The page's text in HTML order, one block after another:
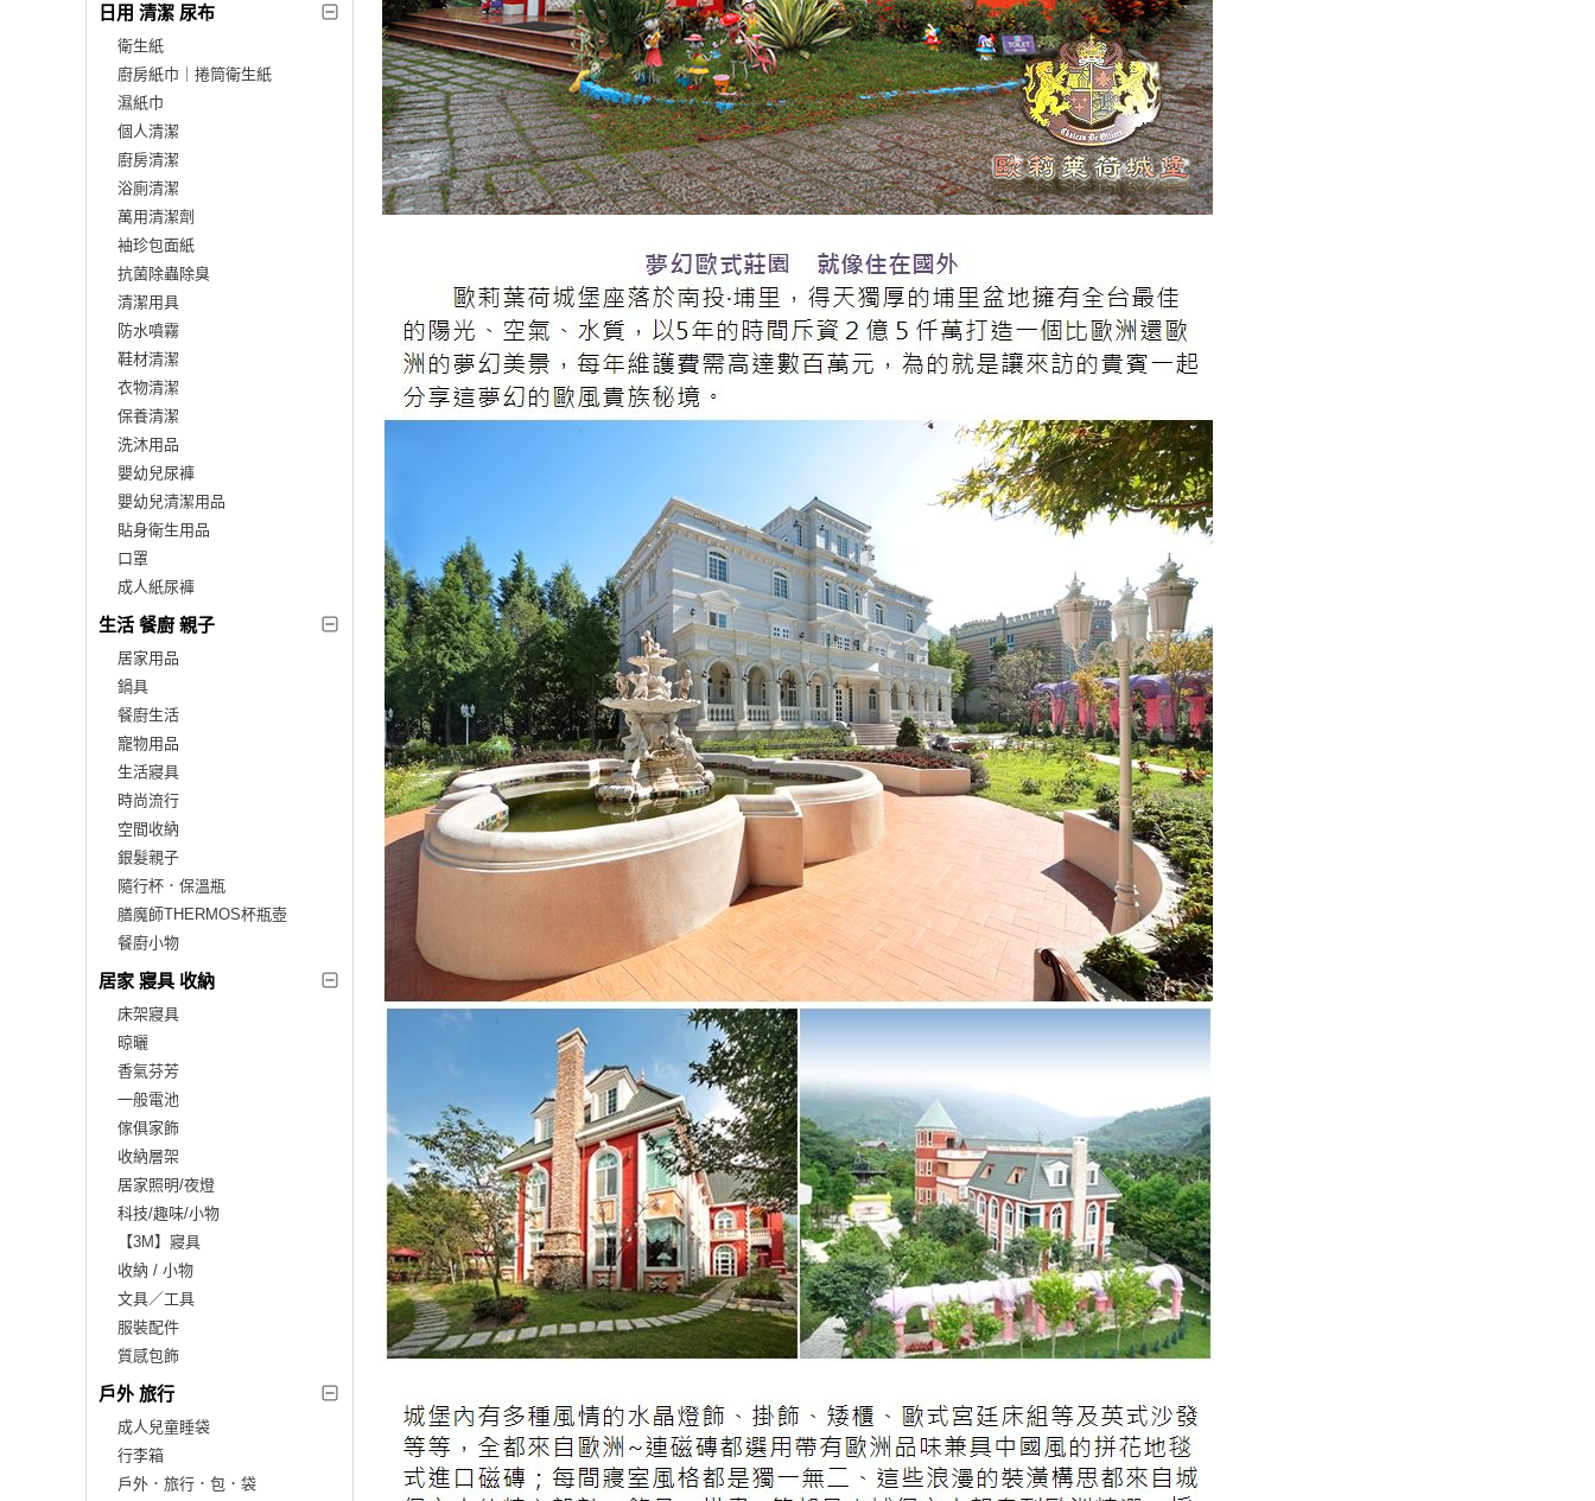
日用 清潔 尿布
衛生紙
廚房紙巾｜捲筒衛生紙
濕紙巾
個人清潔
廚房清潔
浴廁清潔
萬用清潔劑
袖珍包面紙
抗菌除蟲除臭
清潔用具
防水噴霧
鞋材清潔
衣物清潔
保養清潔
洗沐用品
嬰幼兒尿褲
嬰幼兒清潔用品
貼身衛生用品
口罩
成人紙尿褲
生活 餐廚 親子
居家用品
鍋具
餐廚生活
寵物用品
生活寢具
時尚流行
空間收納
銀髮親子
隨行杯．保溫瓶
膳魔師THERMOS杯瓶壺
餐廚小物
居家 寢具 收納
床架寢具
晾曬
香氣芬芳
一般電池
傢俱家飾
收納層架
居家照明/夜燈
科技/趣味/小物
【3M】寢具
收納 / 小物
文具／工具
服裝配件
質感包飾
戶外 旅行
成人兒童睡袋
行李箱
戶外．旅行．包．袋